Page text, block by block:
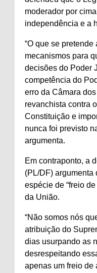
moderador por
independência e a
“O que se
mecanismos para
decisões do Poder
competência do
erro da Câmara
revanchista contra
Constituição e
nunca foi previsto
argumenta.
Em contraponto, a
(PL/DF) argumenta
espécie de “freio
da União.
“Não somos nós
atribuição do
dias usurpando as
desrespeitando
apenas um freio de